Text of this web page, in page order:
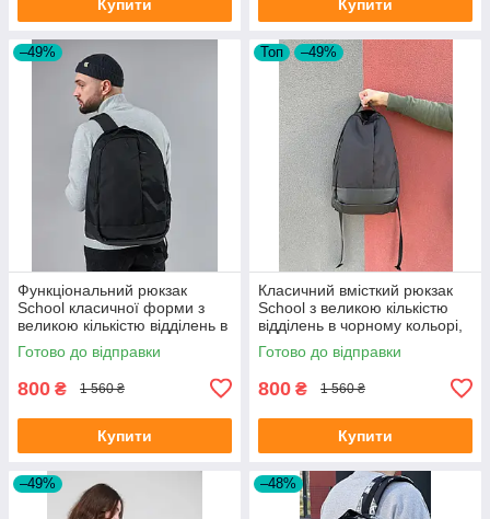
Купити Купити
–49%
Функціональний рюкзак
School класичної форми з
великою кількістю відділень в
чорному кольорі, 30л
Готово до відправки
800 ₴ 1 560 ₴
Купити
Топ –49%
Класичний вмісткий рюкзак
School з великою кількістю
відділень в чорному кольорі,
30л
Готово до відправки
800 ₴ 1 560 ₴
Купити
–49% –48%